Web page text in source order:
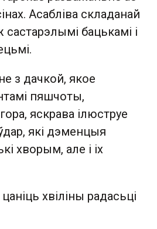
Асабліва складанай
састарэлымі бацькамі і
з дачкой, якое
пяшчоты,
яскрава ілюструе
які дэменцыя
хворым, але і іх
хвіліны радасьці